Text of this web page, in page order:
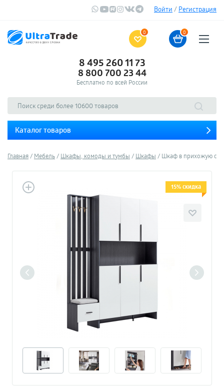
Войти / Регистрация
0 0
8 495 260 11 73
8 800 700 23 44
Бесплатно по всей России
Каталог товаров
Главная Мебель Шкафы, комоды и тумбы Шкафы Шкаф в прихожую с
15% скидка